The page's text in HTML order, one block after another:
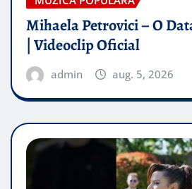
Mihaela Petrovici – O
| Videoclip Oficial
admin aug. 5, 2026